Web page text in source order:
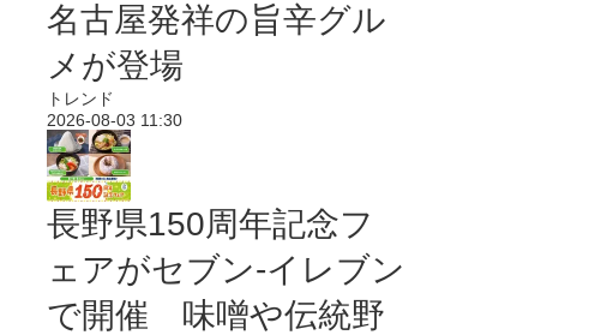
名古屋発祥の旨辛グル
メが登場
トレンド
2026-08-03 11:30
長野県150周年記念フ
ェアがセブン-イレブン
で開催 味噌や伝統野